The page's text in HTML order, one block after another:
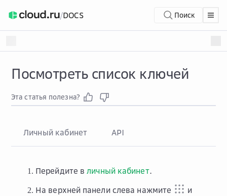
/DOCS Поиск
Посмотреть список ключей
Эта статья полезна?
Личный кабинет API
Перейдите вличный кабинет.
На верхней панели слева нажмите
и